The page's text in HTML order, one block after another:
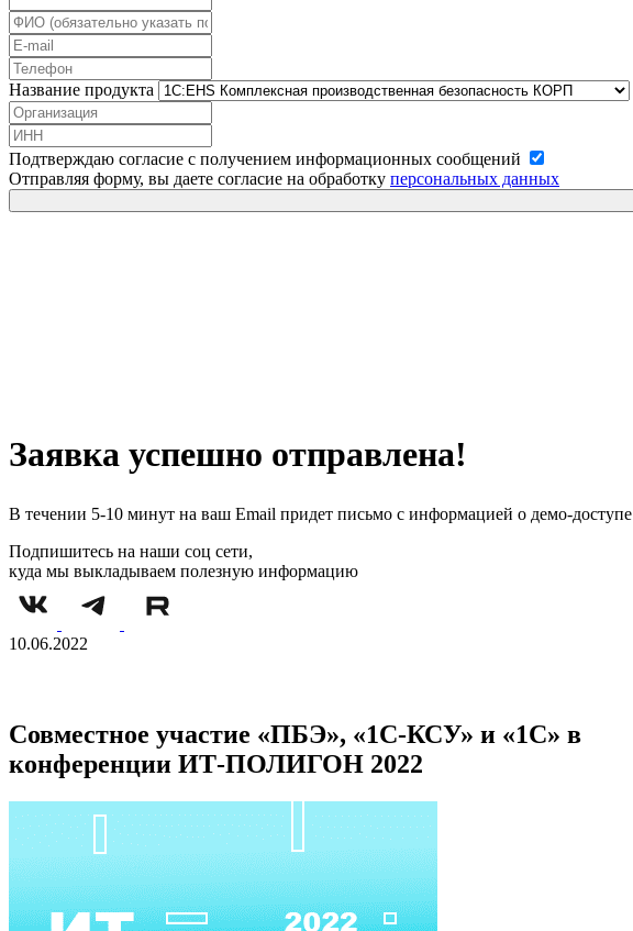
Название продукта
Подтверждаю согласие с получением информационных сообщений
Отправляя форму, вы даете согласие на обработку персональных данных
Заявка успешно отправлена!
В течении 5-10 минут на ваш Email придет письмо с информацией о демо-доступе
Подпишитесь на наши соц сети,
куда мы выкладываем полезную информацию
10.06.2022
Совместное участие «ПБЭ», «1С-КСУ» и «1С» в
конференции ИТ-ПОЛИГОН 2022